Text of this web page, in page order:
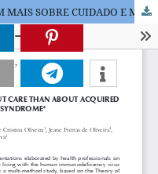
PROFISSIONAIS DE SAÚDE FALAM MAIS SOBRE CUIDADO E MENOS SOBRE HIV/AIDS